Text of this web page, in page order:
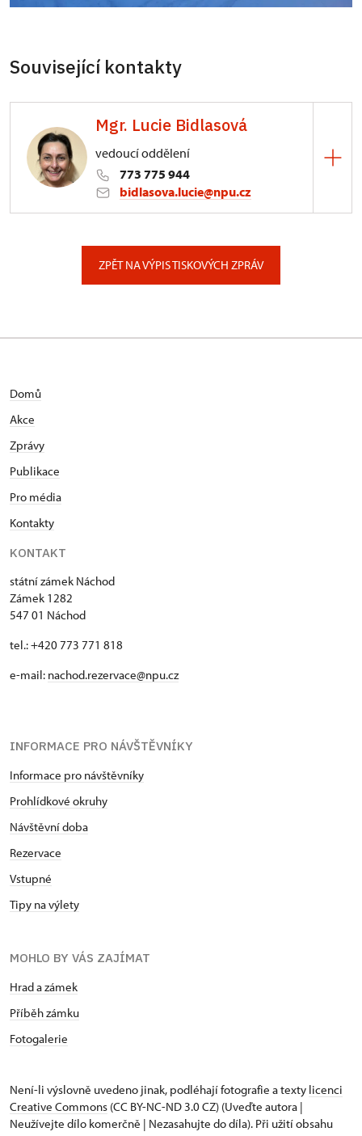
Související kontakty
Mgr. Lucie Bidlasová
vedoucí oddělení
773 775 944
bidlasova.lucie@npu.cz
ZPĚT NA VÝPIS TISKOVÝCH ZPRÁV
Domů
Akce
Zprávy
Publikace
Pro média
Kontakty
KONTAKT
státní zámek Náchod
Zámek 1282
547 01 Náchod
tel.: +420 773 771 818
e-mail: nachod.rezervace@npu.cz
INFORMACE PRO NÁVŠTĚVNÍKY
Informace pro návštěvníky
Prohlídkové okruhy
Návštěvní doba
Rezervace
Vstupné
Tipy na výlety
MOHLO BY VÁS ZAJÍMAT
Hrad a zámek
Příběh zámku
Fotogalerie
Není-li výslovně uvedeno jinak, podléhají fotografie a texty licenci
Creative Commons (CC BY-NC-ND 3.0 CZ) (Uveďte autora |
Neužívejte dílo komerčně | Nezasahujte do díla). Při užití obsahu